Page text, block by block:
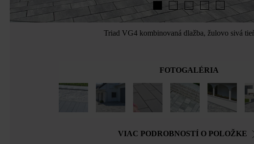
Triad VG4 kombinovaná dlažba, žulovo sivá
FOTOGALÉRIA
VIAC PODROBNOSTÍ O POLOŽKE